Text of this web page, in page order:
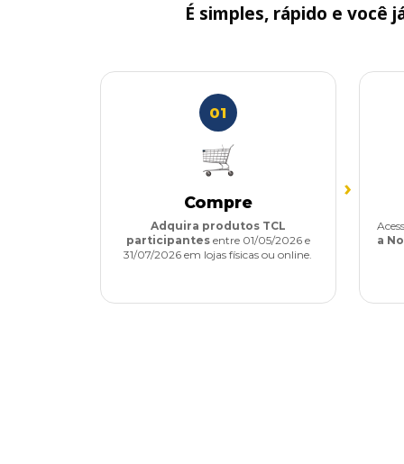
É simples, rápido e você
01
Compre
Adquira produtos TCL
participantesentre 01/05/2026 e
31/07/2026 em lojas físicas ou online.
›
a